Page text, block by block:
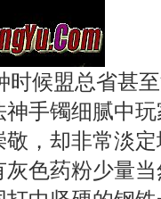
候盟总省甚
手镯细腻中
，却非常淡
色药粉少量